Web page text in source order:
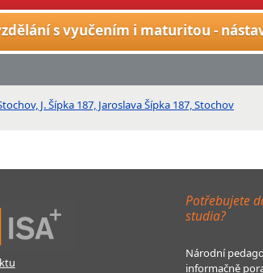
s vyučením i maturitou -
J. Šípka 187, Jaroslava Šípka 187, Stochov
Potřebujete
studia?
Národní
informačně